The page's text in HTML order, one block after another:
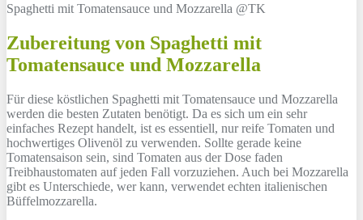
Spaghetti mit Tomatensauce und Mozzarella @TK
Zubereitung von Spaghetti mit
Tomatensauce und Mozzarella
Für diese köstlichen Spaghetti mit Tomatensauce und Mozzarella
werden die besten Zutaten benötigt. Da es sich um ein sehr
einfaches Rezept handelt, ist es essentiell, nur reife Tomaten und
hochwertiges Olivenöl zu verwenden. Sollte gerade keine
Tomatensaison sein, sind Tomaten aus der Dose faden
Treibhaustomaten auf jeden Fall vorzuziehen. Auch bei Mozzarella
gibt es Unterschiede, wer kann, verwendet echten italienischen
Büffelmozzarella.